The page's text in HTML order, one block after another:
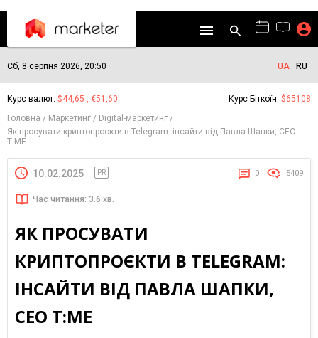
Сб, 8 серпня 2026, 20:50 UA RU
Курс валют: $44,65 , €51,60 Курс Біткоїн: $65108
Головна
Маркетинг
Digital-маркетинг
Як просувати криптопроєкти в Telegram: інсайти від Павла Шапки, CEO
T:ME
10.02.2025 PR 0 5409
Час читання: 3.6 хв.
ЯК ПРОСУВАТИ
КРИПТОПРОЄКТИ В TELEGRAM:
ІНСАЙТИ ВІД ПАВЛА ШАПКИ,
CEO T:ME